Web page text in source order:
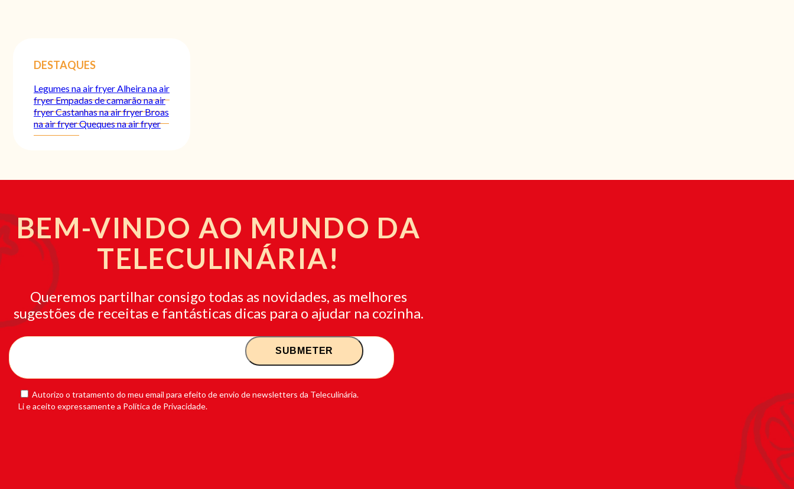
DESTAQUES
Legumes na air fryerAlheira na air
fryerEmpadas de camarão na air
fryerCastanhas na air fryerBroas
na air fryerQueques na air fryer
BEM-VINDO AO MUNDO DA
TELECULINÁRIA!
Queremos partilhar consigo todas as novidades, as melhores
sugestões de receitas e fantásticas dicas para o ajudar na cozinha.
Autorizo o tratamento do meu email para efeito de envio de newsletters da Teleculinária.
Li e aceito expressamente a Política de Privacidade.